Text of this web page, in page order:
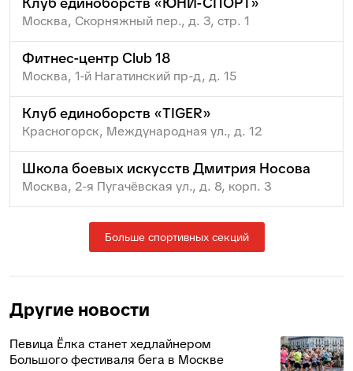
Москва, Скорняжный пер., д. 3, стр. 1
Фитнес-центр Club 18
Москва, 1-й Нагатинский пр-д, д. 15
Клуб единоборств «TIGER»
Красногорск, Международная ул., д. 12
Школа боевых искусств Дмитрия Носова
Москва, 2-я Пугачёвская ул., д. 8, корп. 3
Больше спортивных секций
Другие новости
Певица Ёлка станет хедлайнером
Большого фестиваля бега в Москве